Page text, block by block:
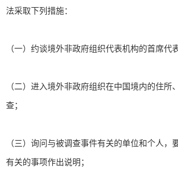
法采取下列措施：
（一）约谈境外非政府组织代表机构的首席代
（二）进入境外非政府组织在中国境内的住所
查；
（三）询问与被调查事件有关的单位和个人，
有关的事项作出说明；